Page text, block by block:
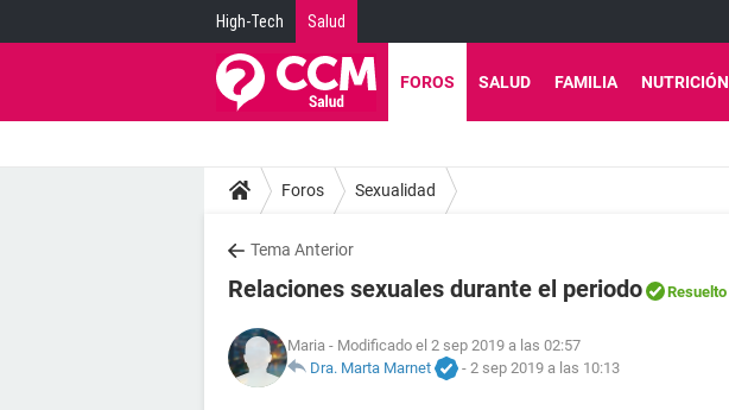
High-Tech Salud
FOROS SALUD FAMILIA NUTRICIÓN
Foros Sexualidad
Tema Anterior
Relaciones sexuales durante el periodo Resuelto
Maria - Modificado el 2 sep 2019 a las 02:57
Dra. Marta Marnet
- 2 sep 2019 a las 10:13